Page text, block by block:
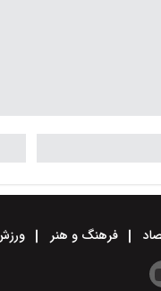
فرهنگ و هنر